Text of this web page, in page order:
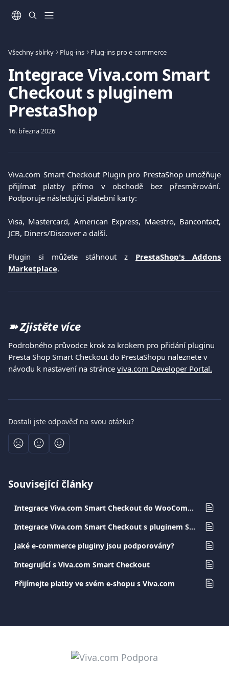
Všechny sbírky Plug-ins Plug-ins pro e-commerce
Integrace Viva.com Smart
Checkout s pluginem
PrestaShop
16. března 2026
Viva.com Smart Checkout Plugin pro PrestaShop umožňuje
přijímat platby přímo v obchodě bez přesměrování.
Podporuje následující platební karty:
Visa, Mastercard, American Express, Maestro, Bancontact,
JCB, Diners/Discover a další.
Plugin si můžete stáhnout z PrestaShop's Addons
Marketplace.
➽ Zjistěte více
Podrobného průvodce krok za krokem pro přidání pluginu
Presta Shop Smart Checkout do PrestaShopu naleznete v
návodu k nastavení na stránce viva.com Developer Portal.
Dostali jste odpověď na svou otázku?
Související články
Integrace Viva.com Smart Checkout do WooCommerce
Integrace Viva.com Smart Checkout s pluginem Shopify
Jaké e-commerce pluginy jsou podporovány?
Integrující s Viva.com Smart Checkout
Přijímejte platby ve svém e-shopu s Viva.com